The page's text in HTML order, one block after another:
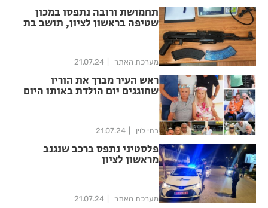
תחמושת ורובה נתפסו במכון
שטיפה בראשון לציון, תושב בת
מערכת האתר 21.07.24
ראש העיר מברך את הוריו
שחוגגים יום הולדת באותו היום
בתי לוין 21.07.24
פלסטיני נתפס ברכב שנגנב
מראשון לציון
מערכת האתר 21.07.24